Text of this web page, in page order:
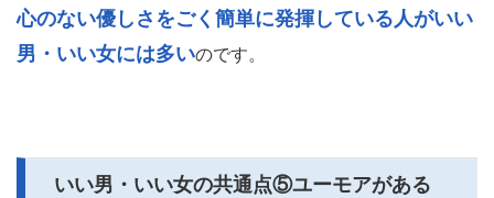
心のない優しさをごく簡単に発揮している人がいい
男・いい女には多いのです。
いい男・いい女の共通点⑤ユーモアがある